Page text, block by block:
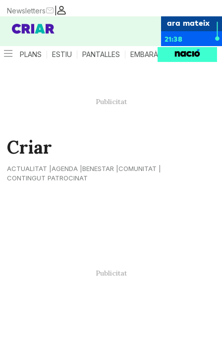
|
Newsletters
ara mateix
21:38
PLANS ESTIU PANTALLES EMBARÀS CRIANÇA
Criar
ACTUALITAT AGENDA BENESTAR
COMUNITAT
CONTINGUT PATROCINAT